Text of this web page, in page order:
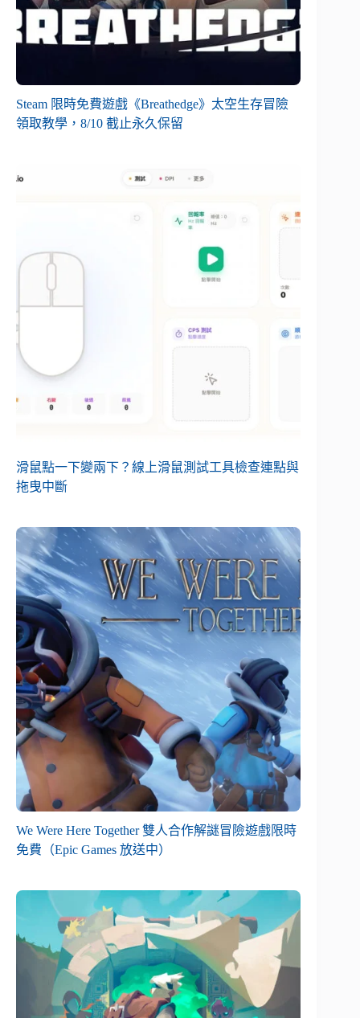
Steam 限時免費遊戲《Breathedge》太空生存冒險
領取教學，8/10 截止永久保留
滑鼠點一下變兩下？線上滑鼠測試工具檢查連點與
拖曳中斷
We Were Here Together 雙人合作解謎冒險遊戲限時
免費（Epic Games 放送中）